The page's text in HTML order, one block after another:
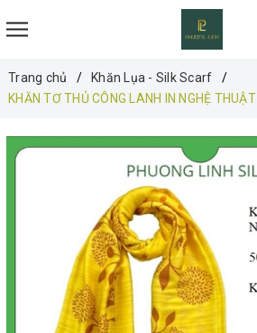
Trang chủ
Khăn Lụa - Silk Scarf
KHĂN TƠ THỦ CÔNG LANH IN NGHỆ THUẬT